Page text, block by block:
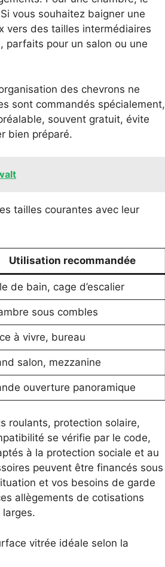
vous souhaitez baigner une
vers des tailles intermédiaires
parfaits pour un salon ou une
des chevrons ne
sont commandés spécialement,
souvent gratuit, évite
bien préparé.
tailles courantes avec leur
Utilisation recommandée
de bain, cage d’escalier
sous combles
à vivre, bureau
salon, mezzanine
ouverture panoramique
roulants, protection solaire,
se vérifie par le code,
à la protection sociale et au
peuvent être financés sous
et vos besoins de garde
allègements de cotisations
larges.
vitrée idéale selon la